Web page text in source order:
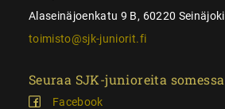
Alaseinäjoenkatu 9 B, 60220 Seinäjoki
toimisto@sjk-juniorit.fi
Seuraa SJK-junioreita somessa
Facebook